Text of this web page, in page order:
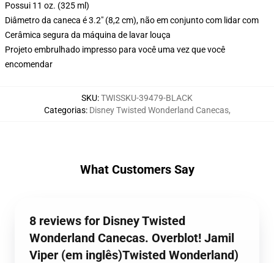
Possui 11 oz. (325 ml)
Diâmetro da caneca é 3.2" (8,2 cm), não em conjunto com lidar com
Cerâmica segura da máquina de lavar louça
Projeto embrulhado impresso para você uma vez que você
encomendar
SKU:TWISSKU-39479-BLACK
Categorias: Disney Twisted Wonderland Canecas,
What Customers Say
8 reviews for Disney Twisted
Wonderland Canecas. Overblot! Jamil
Viper (em inglês)Twisted Wonderland)